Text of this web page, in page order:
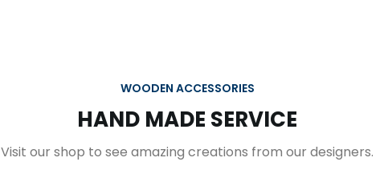
WOODEN ACCESSORIES
HAND MADE SERVICE
Visit our shop to see amazing creations from our designers.